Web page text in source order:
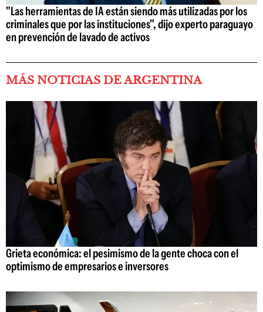
"Las herramientas de IA están siendo más utilizadas por los
criminales que por las instituciones", dijo experto paraguayo
en prevención de lavado de activos
MÁS NOTICIAS DE ARGENTINA
Grieta económica: el pesimismo de la gente choca con el
optimismo de empresarios e inversores